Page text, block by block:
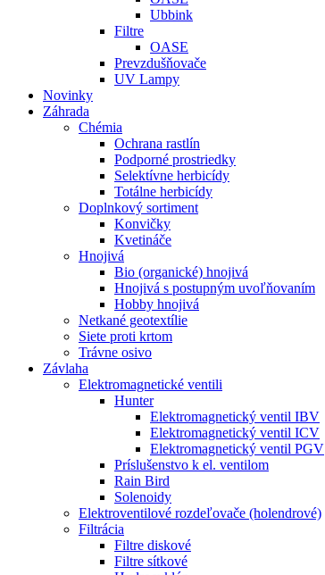
Ubbink
Filtre
OASE
Prevzdušňovače
UV Lampy
Novinky
Záhrada
Chémia
Ochrana rastlín
Podporné prostriedky
Selektívne herbicídy
Totálne herbicídy
Doplnkový sortiment
Konvičky
Kvetináče
Hnojivá
Bio (organické) hnojivá
Hnojivá s postupným uvoľňovaním
Hobby hnojivá
Netkané geotextílie
Siete proti krtom
Trávne osivo
Závlaha
Elektromagnetické ventili
Hunter
Elektromagnetický ventil IBV
Elektromagnetický ventil ICV
Elektromagnetický ventil PGV
Príslušenstvo k el. ventilom
Rain Bird
Solenoidy
Elektroventilové rozdeľovače (holendrové)
Filtrácia
Filtre diskové
Filtre sítkové